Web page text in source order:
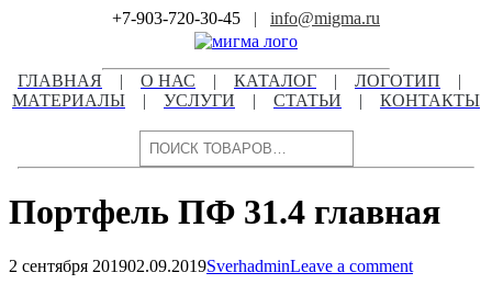
+7-903-720-30-45 | info@migma.ru
ГЛАВНАЯ | О НАС | КАТАЛОГ | ЛОГОТИП
|
МАТЕРИАЛЫ
| УСЛУГИ | СТАТЬИ | КОНТАКТЫ
Поиск
Портфель ПФ 31.4 главная
2 сентября 201902.09.2019SverhadminLeave a comment